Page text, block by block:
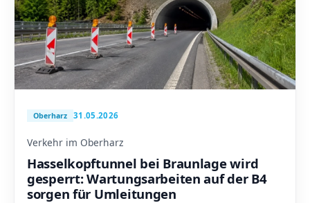
Oberharz 31.05.2026
Verkehr im Oberharz
Hasselkopftunnel bei Braunlage wird
gesperrt: Wartungsarbeiten auf der B4
sorgen für Umleitungen